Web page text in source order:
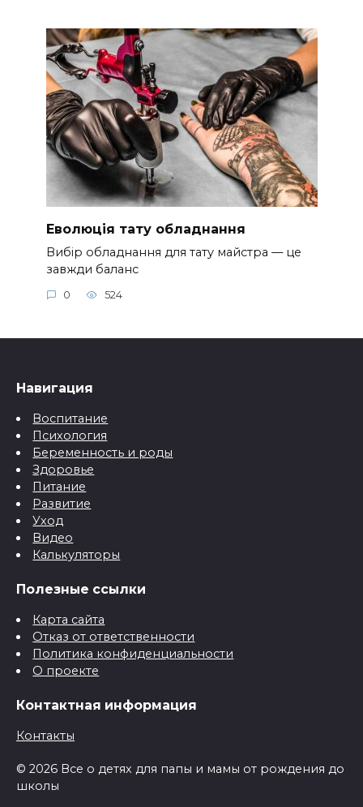
Еволюція тату обладнання
Вибір обладнання для тату майстра — це
завжди баланс
0 524
Навигация
Воспитание
Психология
Беременность и роды
Здоровье
Питание
Развитие
Уход
Видео
Калькуляторы
Полезные ссылки
Карта сайта
Отказ от ответственности
Политика конфиденциальности
О проекте
Контактная информация
Контакты
© 2026 Все о детях для папы и мамы от рождения до
школы